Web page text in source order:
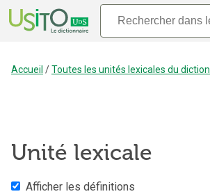
Accueil /Toutes les unités lexicales du
Unité lexicale
Afficher les définitions